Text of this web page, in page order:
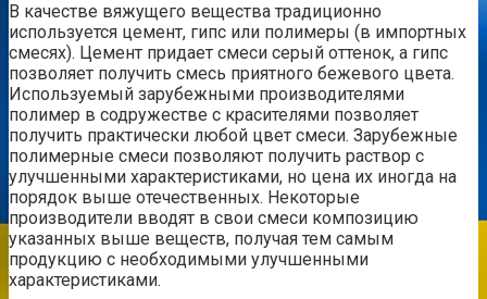
В качестве вяжущего вещества традиционно
используется цемент, гипс или полимеры (в импортных
смесях). Цемент придает смеси серый оттенок, а гипс
позволяет получить смесь приятного бежевого цвета.
Используемый зарубежными производителями
полимер в содружестве с красителями позволяет
получить практически любой цвет смеси. Зарубежные
полимерные смеси позволяют получить раствор с
улучшенными характеристиками, но цена их иногда на
порядок выше отечественных. Некоторые
производители вводят в свои смеси композицию
указанных выше веществ, получая тем самым
продукцию с необходимыми улучшенными
характеристиками.